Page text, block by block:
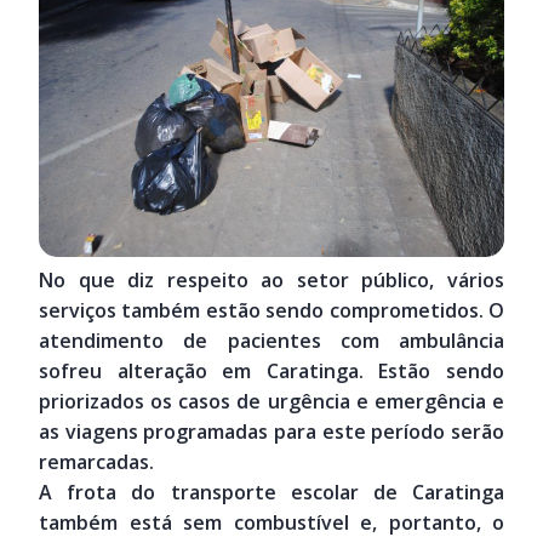
No que diz respeito ao setor público, vários
serviços também estão sendo comprometidos. O
atendimento de pacientes com ambulância
sofreu alteração em Caratinga. Estão sendo
priorizados os casos de urgência e emergência e
as viagens programadas para este período serão
remarcadas.
A frota do transporte escolar de Caratinga
também está sem combustível e, portanto, o